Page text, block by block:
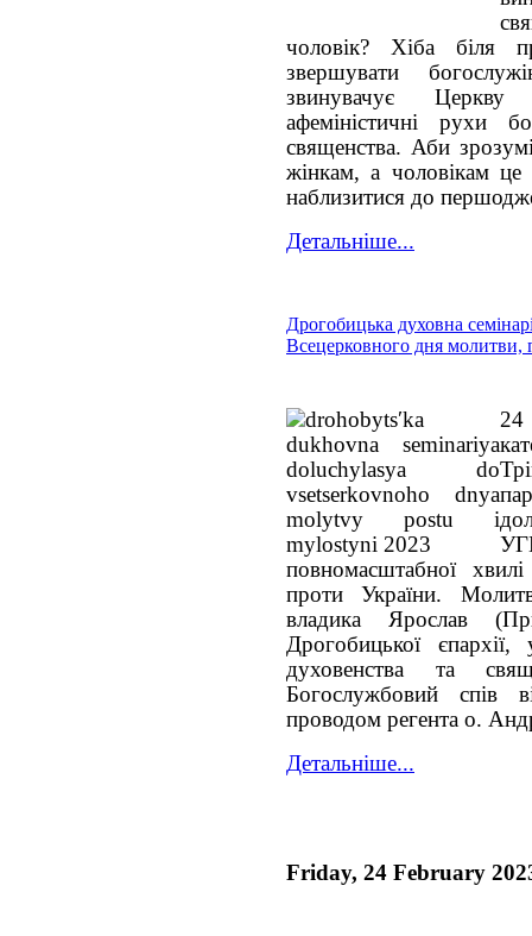
чоловік? Хіба біля
звершувати
звинувачує
афеміністичні рухи
священства. Аби
жінкам, а чоловікам
наблизитися до
Детальніше...
Дрогобицька духовна
Всецерковного дня молитви,
повномасштабної хвилі
проти України.
владика Ярослав
Дрогобицької єпархії,
духовенства та
Богослужбовий
проводом регента о.
Детальніше...
Friday, 24 February